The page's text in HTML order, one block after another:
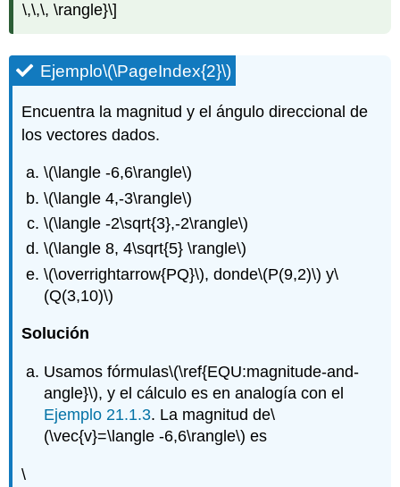
\,\,\, \rangle}\]
Ejemplo\(\PageIndex{2}\)
Encuentra la magnitud y el ángulo direccional de
los vectores dados.
\(\langle -6,6\rangle\)
\(\langle 4,-3\rangle\)
\(\langle -2\sqrt{3},-2\rangle\)
\(\langle 8, 4\sqrt{5} \rangle\)
\(\overrightarrow{PQ}\), donde\(P(9,2)\) y\
(Q(3,10)\)
Solución
Usamos fórmulas\(\ref{EQU:magnitude-and-
angle}\), y el cálculo es en analogía con el
Ejemplo 21.1.3. La magnitud de\
(\vec{v}=\langle -6,6\rangle\) es
\